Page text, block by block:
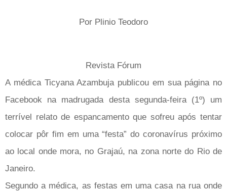
Por Plinio Teodoro
Revista Fórum
A médica Ticyana Azambuja publicou em sua página no
Facebook na madrugada desta segunda-feira (1º) um
terrível relato de espancamento que sofreu após tentar
colocar pôr fim em uma “festa” do coronavírus próximo
ao local onde mora, no Grajaú, na zona norte do Rio de
Janeiro.
Segundo a médica, as festas em uma casa na rua onde